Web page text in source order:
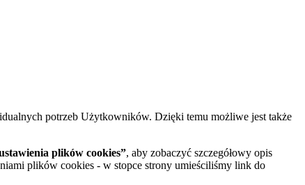
potrzeb Użytkowników. Dzięki temu możliwe jest także
plików cookies”, aby zobaczyć szczegółowy opis
plików cookies - w stopce strony umieściliśmy link do